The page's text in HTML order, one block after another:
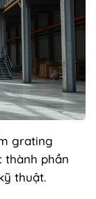
grating
thành phần
thuật.